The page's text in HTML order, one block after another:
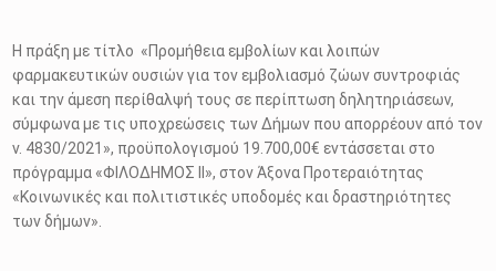
Η πράξη με τίτλο «Προμήθεια εμβολίων και λοιπών
φαρμακευτικών ουσιών για τον εμβολιασμό ζώων συντροφιάς
και την άμεση περίθαλψή τους σε περίπτωση δηλητηριάσεων,
σύμφωνα με τις υποχρεώσεις των Δήμων που απορρέουν από τον
ν. 4830/2021», προϋπολογισμού 19.700,00€ εντάσσεται στο
πρόγραμμα «ΦΙΛΟΔΗΜΟΣ ΙΙ», στον Άξονα Προτεραιότητας
«Κοινωνικές και πολιτιστικές υποδομές και δραστηριότητες
των δήμων».